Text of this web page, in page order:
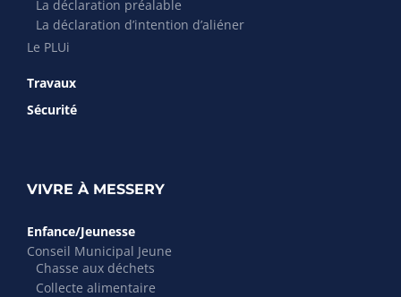
La déclaration préalable
La déclaration d’intention d’aliéner
Le PLUi
Travaux
Sécurité
VIVRE À MESSERY
Enfance/Jeunesse
Conseil Municipal Jeune
Chasse aux déchets
Collecte alimentaire